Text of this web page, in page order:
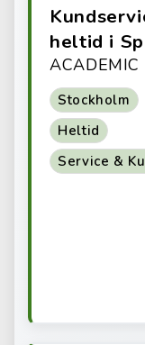
heltid i
Stockholm
Heltid
Service &